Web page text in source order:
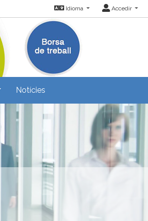
Idioma Accedir
Notícies